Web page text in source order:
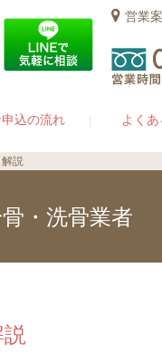
営業
申込の流れ よくあ
説
・洗骨業者